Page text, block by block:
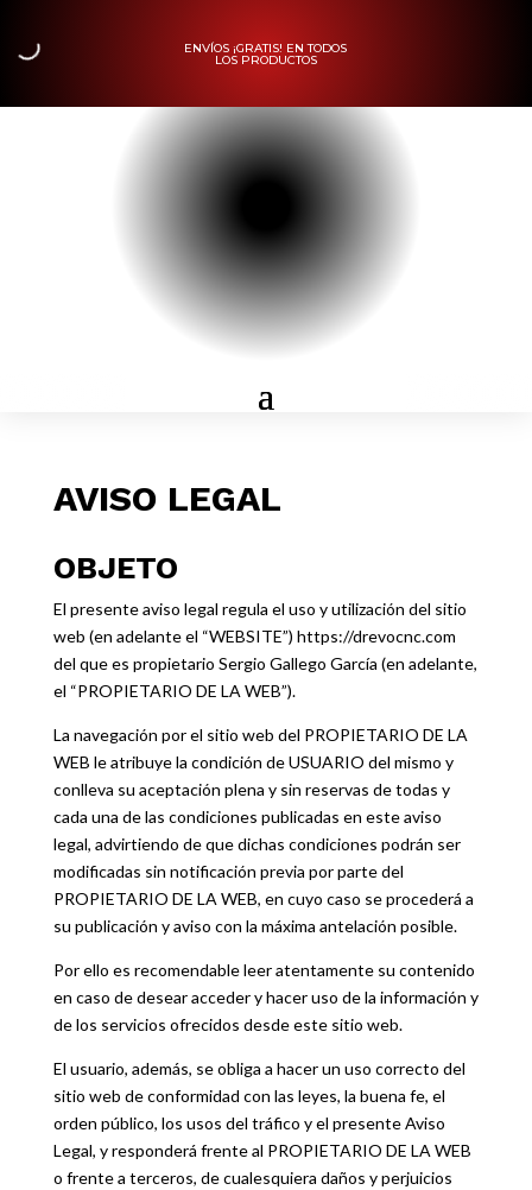
ENVÍOS ¡GRATIS! EN TODOS
LOS PRODUCTOS
AVISO LEGAL
OBJETO
El presente aviso legal regula el uso y utilización del sitio
web (en adelante el “WEBSITE”) https://drevocnc.com
del que es propietario Sergio Gallego García (en adelante,
el “PROPIETARIO DE LA WEB”).
La navegación por el sitio web del PROPIETARIO DE LA
WEB le atribuye la condición de USUARIO del mismo y
conlleva su aceptación plena y sin reservas de todas y
cada una de las condiciones publicadas en este aviso
legal, advirtiendo de que dichas condiciones podrán ser
modificadas sin notificación previa por parte del
PROPIETARIO DE LA WEB, en cuyo caso se procederá a
su publicación y aviso con la máxima antelación posible.
Por ello es recomendable leer atentamente su contenido
en caso de desear acceder y hacer uso de la información y
de los servicios ofrecidos desde este sitio web.
El usuario, además, se obliga a hacer un uso correcto del
sitio web de conformidad con las leyes, la buena fe, el
orden público, los usos del tráfico y el presente Aviso
Legal, y responderá frente al PROPIETARIO DE LA WEB
o frente a terceros, de cualesquiera daños y perjuicios